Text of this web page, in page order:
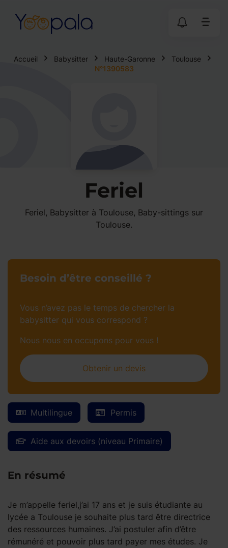
Accueil Babysitter Haute-Garonne
Toulouse
N°1390583
Feriel
Feriel, Babysitter à Toulouse, Baby-sittings sur
Toulouse.
Multilingue Permis
Aide aux devoirs (niveau Primaire)
En résumé
Je m’appelle feriel,j’ai 17 ans et je suis étudiante au
lycée a Toulouse je souhaite plus tard être directrice
des ressources humaines. J’ai postuler afin d’être
rémunéré et pouvoir plus tard payer mes études. Je
Besoin d’être conseillé ?
Vous n’avez pas le temps de chercher la
babysitter qui vous correspond ?
Nous nous en occupons pour vous !
Obtenir un devis